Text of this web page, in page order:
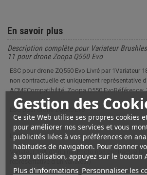
Gestion des
Ce site Web utilise ses propres cookies
pour améliorer nos services et vous
publicités liées à vos préférences en
habitudes de navigation. Pour donner
à son utilisation, appuyez sur le bouton
Plus d'informations Personnaliser les
En savoir plus
Description complète pour Variateur
11 pour drone Zoopa Q550 Evo
ESC pour drone ZQ550 Evo Livré par 1Variateur
non contractuelle et uniquement représentative
ACMECompatibilité: Zoopa Q550 EvoRéférence:
ESC pour drone ZQ550 Evo
Livré par 1
Variateur 18A d'origine (Photo non contractuelle
représentative d'un variateur)